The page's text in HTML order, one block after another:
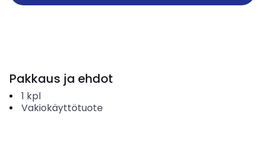
Pakkaus ja ehdot
1 kpl
Vakiokäyttötuote